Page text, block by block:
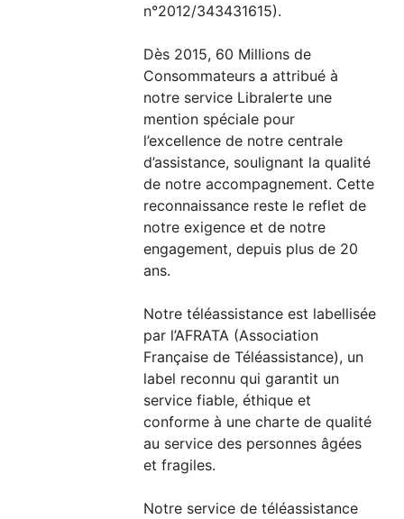
n°2012/343431615).
Dès 2015, 60 Millions de
Consommateurs a attribué à
notre service Libralerte une
mention spéciale pour
l’excellence de notre centrale
d’assistance, soulignant la qualité
de notre accompagnement. Cette
reconnaissance reste le reflet de
notre exigence et de notre
engagement, depuis plus de 20
ans.
Notre téléassistance est labellisée
par l’AFRATA (Association
Française de Téléassistance), un
label reconnu qui garantit un
service fiable, éthique et
conforme à une charte de qualité
au service des personnes âgées
et fragiles.
Notre service de téléassistance